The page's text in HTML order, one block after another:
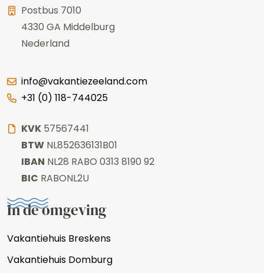
Postbus 7010
4330 GA Middelburg
Nederland
info@vakantiezeeland.com
+31 (0) 118-744025
KVK 57567441
BTW NL852636131B01
IBAN NL28 RABO 0313 8190 92
BIC RABONL2U
In de omgeving
Vakantiehuis Breskens
Vakantiehuis Domburg